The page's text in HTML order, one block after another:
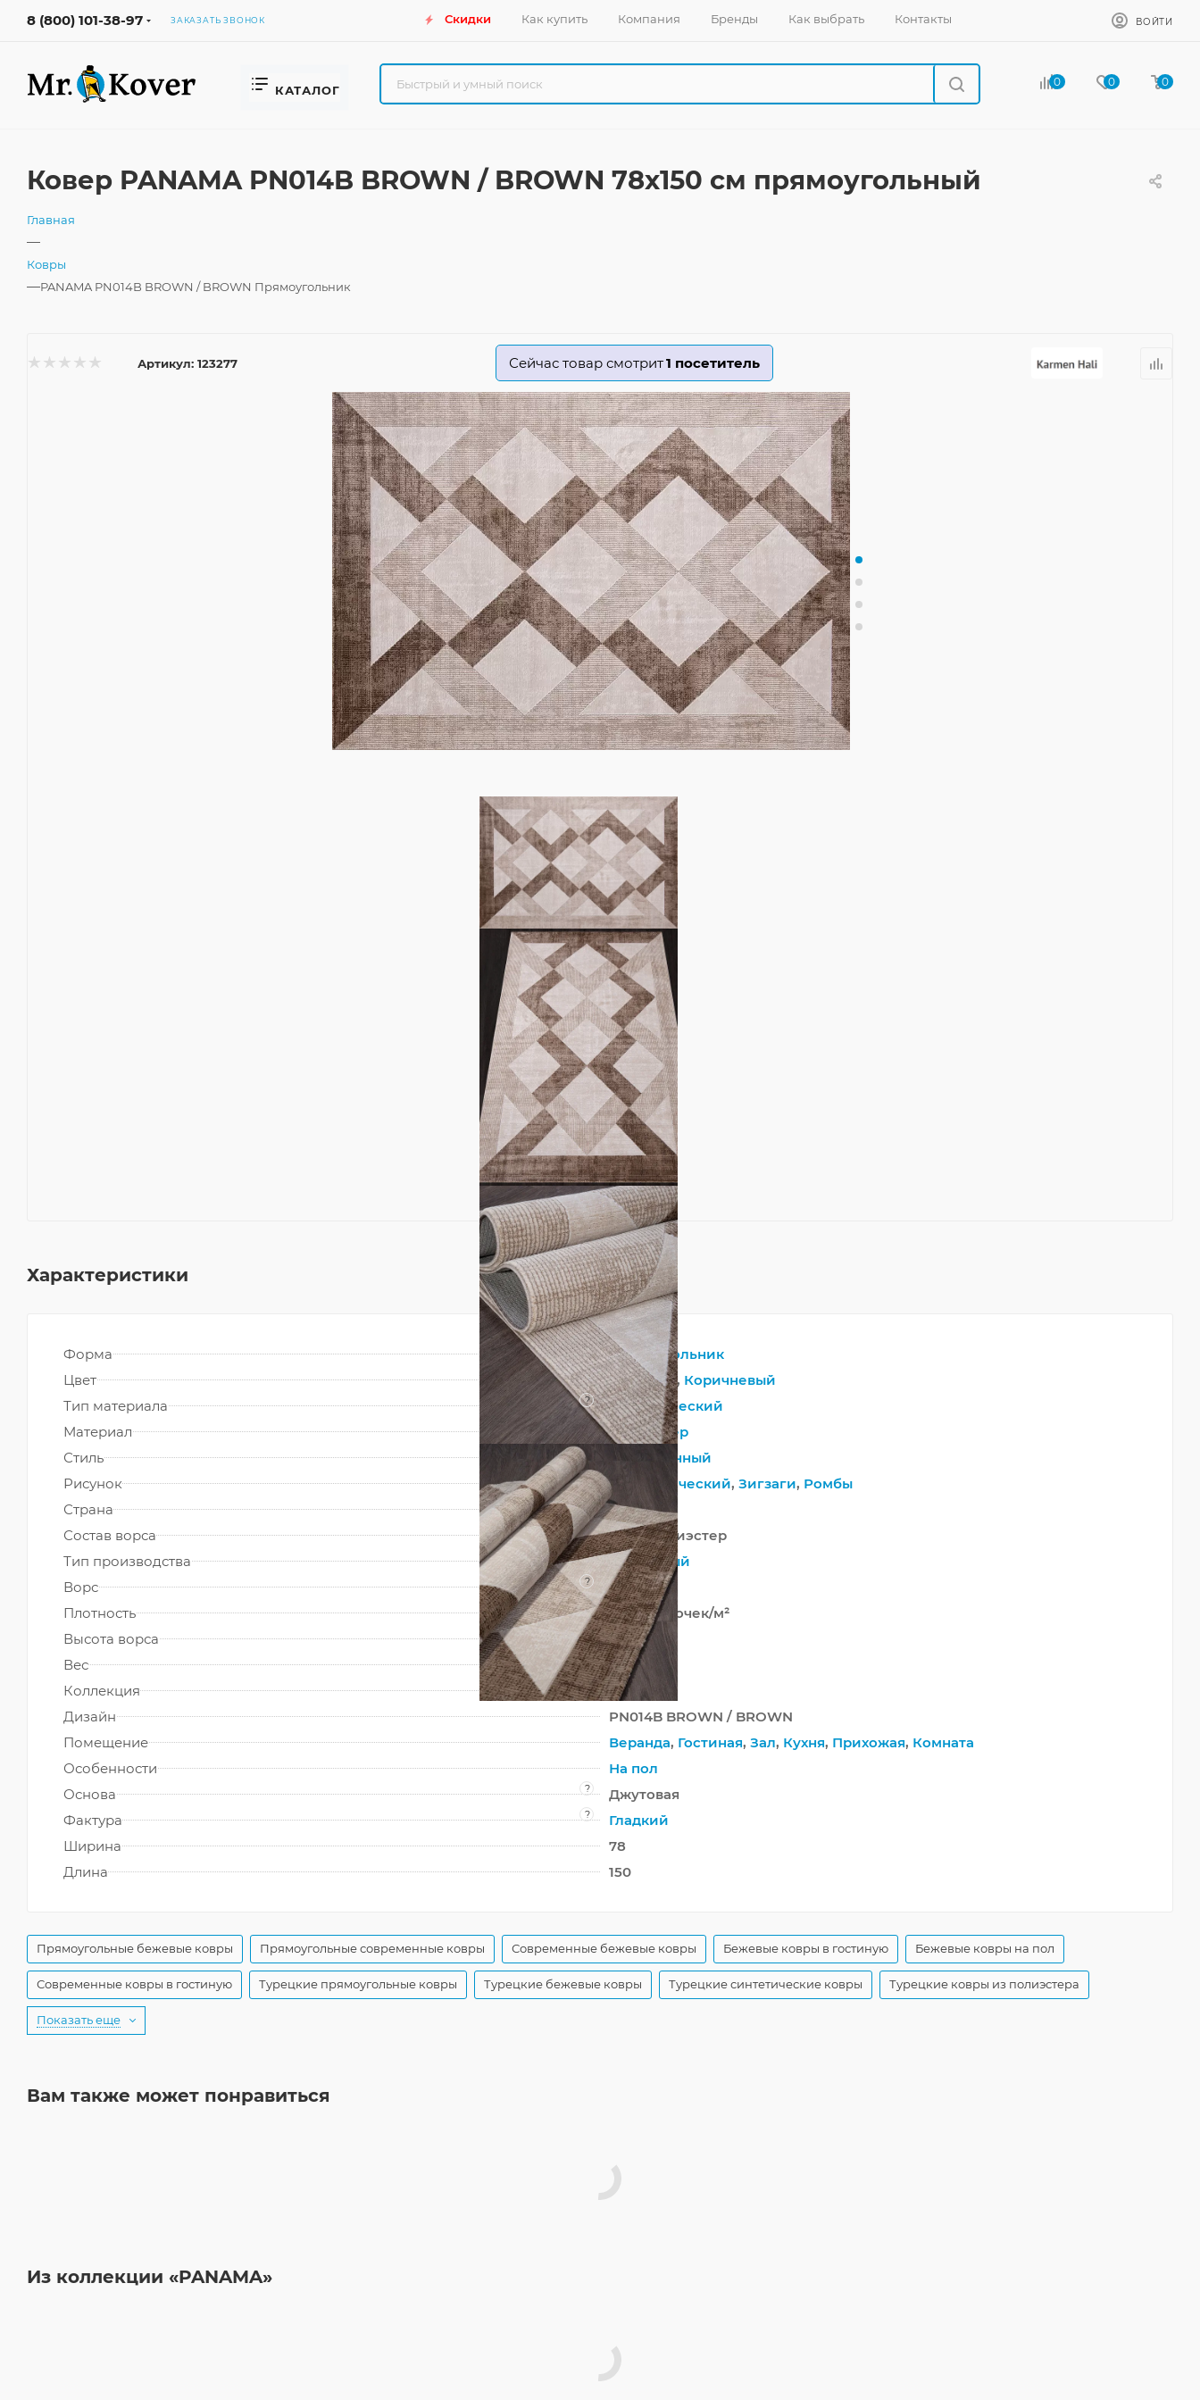
8 (800) 101-38-97 ЗАКАЗАТЬ ЗВОНОК Скидки Как купить Компания Бренды Как выбрать Контакты ВОЙТИ
КАТАЛОГ
0 0 0
Ковер PANAMA PN014B BROWN / BROWN 78x150 см прямоугольный
Главная
—
Ковры
—PANAMA PN014B BROWN / BROWN Прямоугольник
Артикул: 123277 Сейчас товар смотрит1 посетитель
Характеристики
Форма
Прямоугольник
Цвет
Бежевый, Коричневый
Тип материала
?
Синтетический
Материал
Полиэстер
Стиль
Современный
Рисунок
Геометрический, Зигзаги, Ромбы
Страна
Турция
Состав ворса
100% Полиэстер
Тип производства
Машинный
Ворс
?
Средний
Плотность
530 000 точек/м²
Высота ворса
9 мм
Вес
1950 г/м²
Коллекция
PANAMA
Дизайн
PN014B BROWN / BROWN
Помещение
Веранда, Гостиная, Зал, Кухня, Прихожая, Комната
Особенности
На пол
Основа
?
Джутовая
Фактура
?
Гладкий
Ширина
78
Длина
150
Прямоугольные бежевые ковры Прямоугольные современные ковры Современные бежевые ковры Бежевые ковры в гостиную Бежевые ковры на пол
Современные ковры в гостиную Турецкие прямоугольные ковры Турецкие бежевые ковры Турецкие синтетические ковры Турецкие ковры из полиэстера
Показать еще
Вам также может понравиться
Из коллекции «PANAMA»